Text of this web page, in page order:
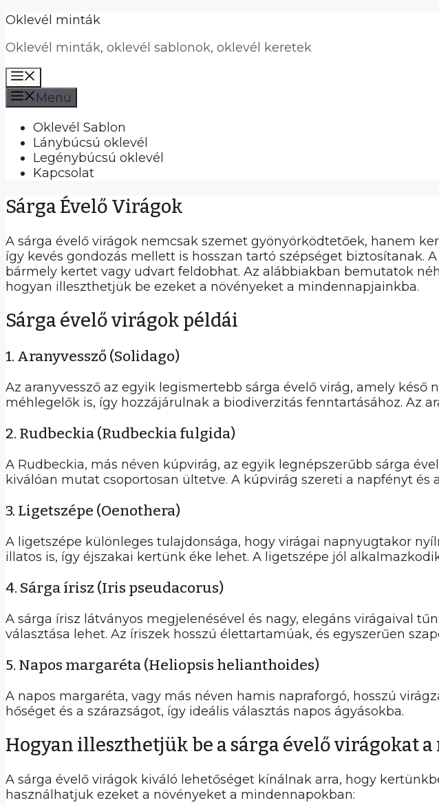
Kilépés
tartalomba
Oklevél minták
Oklevél minták, oklevél sablonok, oklevél keretek
Menü
Oklevél Sablon
Lánybúcsú oklevél
Legénybúcsú oklevél
Kapcsolat
Sárga Évelő Virágok
A sárga évelő virágok nemcsak szemet gyönyörködtetőek, hanem
így kevés gondozás mellett is hosszan tartó szépséget biztosítanak.
bármely kertet vagy udvart feldobhat. Az alábbiakban bemutatok
hogyan illeszthetjük be ezeket a növényeket a mindennapjainkba.
Sárga évelő virágok példái
1. Aranyvessző (Solidago)
Az aranyvessző az egyik legismertebb sárga évelő virág, amely
méhlegelők is, így hozzájárulnak a biodiverzitás fenntartásához. Az
2. Rudbeckia (Rudbeckia fulgida)
A Rudbeckia, más néven kúpvirág, az egyik legnépszerűbb sárga
kiválóan mutat csoportosan ültetve. A kúpvirág szereti a napfényt és
3. Ligetszépe (Oenothera)
A ligetszépe különleges tulajdonsága, hogy virágai napnyugtakor
illatos is, így éjszakai kertünk éke lehet. A ligetszépe jól
4. Sárga írisz (Iris pseudacorus)
A sárga írisz látványos megjelenésével és nagy, elegáns virágaival
választása lehet. Az íriszek hosszú élettartamúak, és egyszerűen
5. Napos margaréta (Heliopsis helianthoides)
A napos margaréta, vagy más néven hamis napraforgó, hosszú
hőséget és a szárazságot, így ideális választás napos ágyásokba.
Hogyan illeszthetjük be a sárga évelő virágokat
A sárga évelő virágok kiváló lehetőséget kínálnak arra, hogy
használhatjuk ezeket a növényeket a mindennapokban: